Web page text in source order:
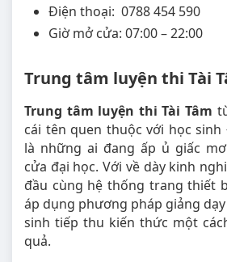
Điện thoại: 0788 454 590
Giờ mở cửa: 07:00 – 22:00
Trung tâm luyện thi Tài
Trung tâm luyện thi Tài Tâm
cái tên quen thuộc với học
là những ai đang ấp ủ giấc
cửa đại học. Với về dày kinh
đầu cùng hệ thống trang thiết
áp dụng phương pháp giảng
sinh tiếp thu kiến thức một
quả.